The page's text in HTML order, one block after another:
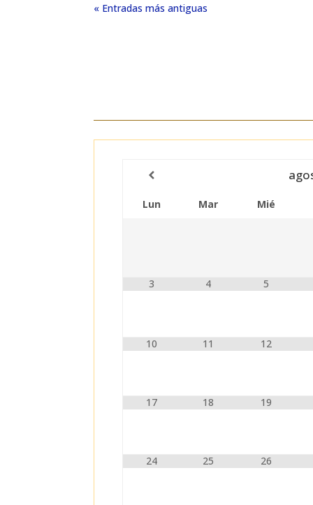
« Entradas más antiguas
Lun Mar Mié
3 4 5
10 11 12
17 18 19
24 25 26